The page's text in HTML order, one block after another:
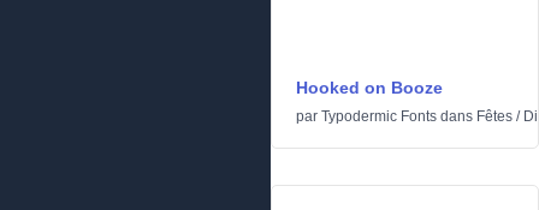
Hooked on Booze
par Typodermic Fonts dans Fêtes /